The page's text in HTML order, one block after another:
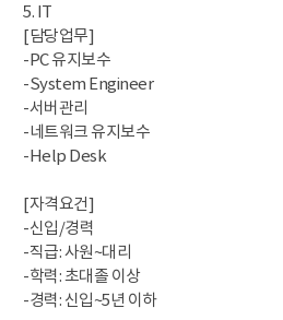
5. IT
[담당업무]
-PC 유지보수
-System Engineer
-서버관리
-네트워크 유지보수
-Help Desk
[자격요건]
-신입/경력
-직급: 사원~대리
-학력: 초대졸 이상
-경력: 신입~5년 이하